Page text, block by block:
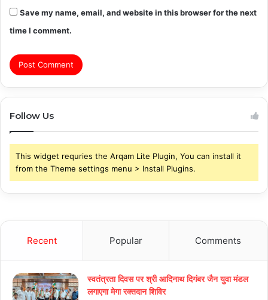
Save my name, email, and website in this browser for the next
time I comment.
Follow Us
This widget requries the Arqam Lite Plugin, You can install it
from the Theme settings menu > Install Plugins.
Recent Popular Comments
स्वतंत्रता दिवस पर श्री आदिनाथ दिगंबर जैन युवा मंडल
लगाएगा मेगा रक्तदान शिविर